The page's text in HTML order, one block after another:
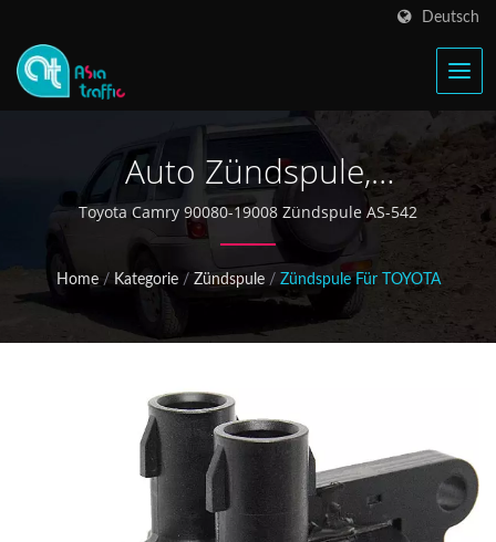
Deutsch
Auto Zündspule,
Automobilzündteile,
Autoersatzteile
Toyota Camry 90080-19008 Zündspule AS-542
Home / Kategorie / Zündspule / Zündspule Für TOYOTA